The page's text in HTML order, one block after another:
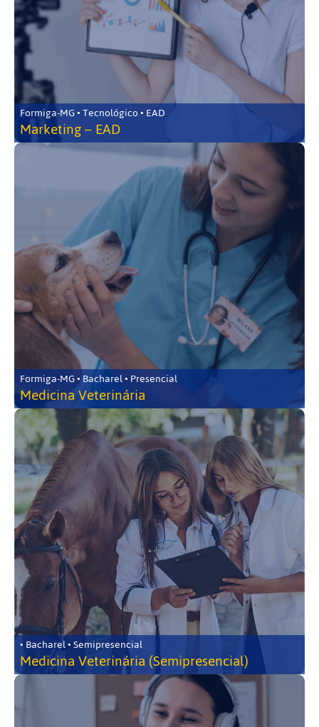
Formiga-MG • Tecnológico • EAD
Marketing – EAD
Formiga-MG • Bacharel • Presencial
Medicina Veterinária
• Bacharel • Semipresencial
Medicina Veterinária (Semipresencial)